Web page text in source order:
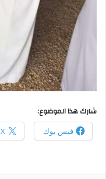
شارك هذا الموضوع:
فيس بوك X